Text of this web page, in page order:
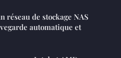
réseau de stockage NAS
automatique et